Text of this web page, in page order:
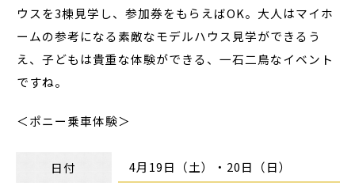
ウスを3棟見学し、参加券をもらえばOK。大人はマイホ
ームの参考になる素敵なモデルハウス見学ができるう
え、子どもは貴重な体験ができる、一石二鳥なイベント
ですね。
＜ポニー乗車体験＞
日付 4月19日（土）・20日（日）